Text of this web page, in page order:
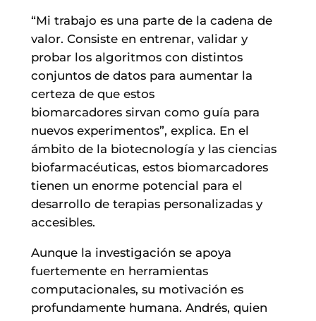
“Mi trabajo es una parte de la cadena de
valor. Consiste en entrenar, validar y
probar los algoritmos con distintos
conjuntos de datos para aumentar la
certeza de que estos
biomarcadores sirvan como guía para
nuevos experimentos”, explica. En el
ámbito de la biotecnología y las ciencias
biofarmacéuticas, estos biomarcadores
tienen un enorme potencial para el
desarrollo de terapias personalizadas y
accesibles.
Aunque la investigación se apoya
fuertemente en herramientas
computacionales, su motivación es
profundamente humana. Andrés, quien